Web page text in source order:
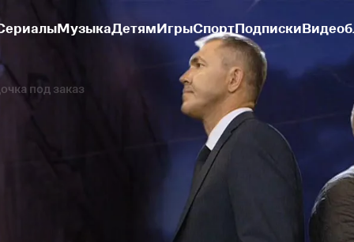
МузыкаДетямИгрыСпортПодписки
под заказ